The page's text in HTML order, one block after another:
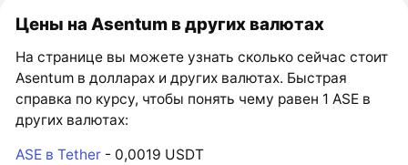
Цены на Asentum в других валютах
На странице вы можете узнать сколько сейчас стоит
Asentum в долларах и других валютах. Быстрая
справка по курсу, чтобы понять чему равен 1 ASE в
других валютах:
ASE в Tether - 0,0019 USDT